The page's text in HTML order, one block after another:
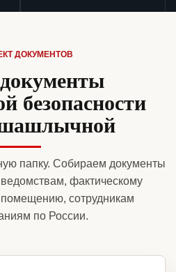
ДОКУМЕНТОВ
безопасности
папку. Собираем документы
фактическому
сотрудникам
по России.